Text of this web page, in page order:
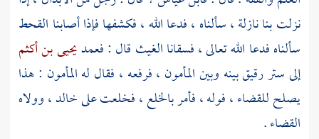
نزلت بنا نازلة ، سألناه ، فدعا الله ، فكشفها فإذا أصابنا القحط
سألناه فدعا الله تعالى ، فسقانا الغيث قال : فعمديحيى بن أكثم
إلى ستر رقيق بينه وبينالمأمون ، فرفعه ، فقال لهالمأمون : هذا
يصلح للقضاء ، فوله ، فأمر بالخلع ، فخلعت علىخالد، وولاه
القضاء .